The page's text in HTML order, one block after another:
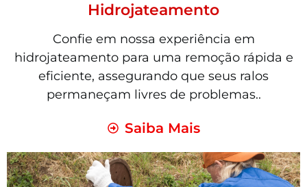
Hidrojateamento
Confie em nossa experiência em
hidrojateamento para uma remoção rápida e
eficiente, assegurando que seus ralos
permaneçam livres de problemas..
Saiba Mais